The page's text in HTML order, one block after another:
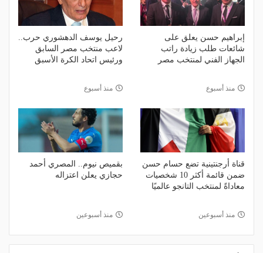
إبراهيم حسن يعلق على
شائعات طلب زيادة راتب
الجهاز الفني لمنتخب مصر
منذ أسبوع
رحيل يوسف الدهشوري حرب..
لاعب منتخب مصر السابق
ورئيس اتحاد الكرة الأسبق
منذ أسبوع
قناة أرجنتينية تضع حسام حسن
ضمن قائمة أكثر 10 شخصيات
معاداةً لمنتخب التانجو عالميًا
منذ أسبوعين
بقميص نيوم.. المصري أحمد
حجازي يعلن اعتزاله
منذ أسبوعين